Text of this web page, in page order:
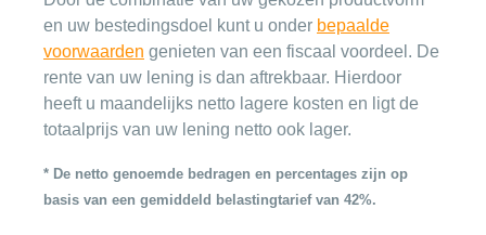
en uw bestedingsdoel kunt u onder bepaalde
voorwaarden genieten van een fiscaal voordeel. De
rente van uw lening is dan aftrekbaar. Hierdoor
heeft u maandelijks netto lagere kosten en ligt de
totaalprijs van uw lening netto ook lager.
* De netto genoemde bedragen en percentages zijn op
basis van een gemiddeld belastingtarief van 42%.